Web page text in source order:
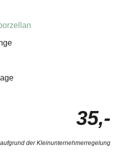
35,-
der Kleinunternehmerregelung